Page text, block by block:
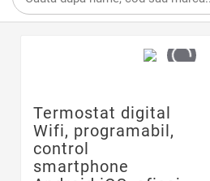
Termostat digital
Wifi, programabil,
control
smartphone